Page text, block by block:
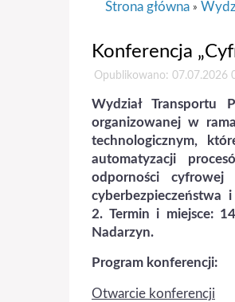
Strona główna »
Konferencja
Opublikowano: 07.07.2026
Wydział Transportu
organizowanej w
technologicznym,
automatyzacji
odporności cyfrowej
2. Termin i miejsce:
Nadarzyn.
Program konferencji:
Otwarcie konferencji